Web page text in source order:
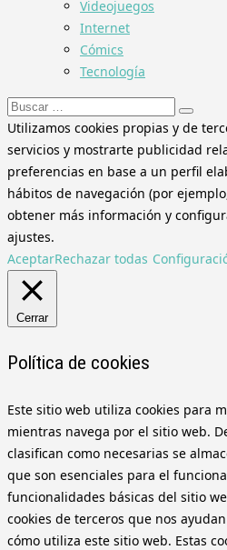
Videojuegos
Internet
Cómics
Tecnología
Buscar:
Utilizamos cookies propias y de
servicios y mostrarte publicidad
preferencias en base a un perfil
hábitos de navegación (por
obtener más información y
ajustes.
AceptarRechazar todas
Cerrar
Política de cookies
Este sitio web utiliza cookies para
mientras navega por el sitio web.
clasifican como necesarias se
que son esenciales para el
funcionalidades básicas del sitio
cookies de terceros que nos
cómo utiliza este sitio web. Estas